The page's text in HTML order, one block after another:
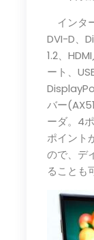
インタ
DVI-D、
1.2、
ート、
バー
ーダ。4
ポイント
ので、デ
ることも